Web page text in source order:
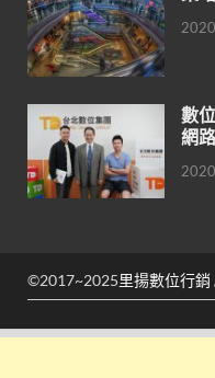
數
網
©2017~2025里揚數位行銷